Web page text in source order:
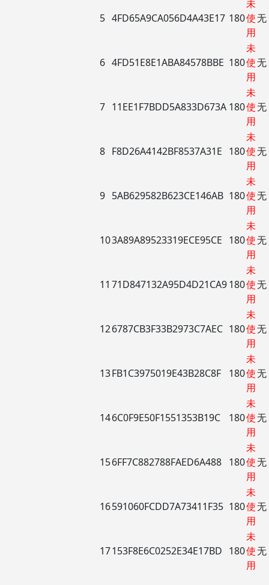
5 4FD65A9CA056D4A43E17 180
未
使
用
无
6 4FD51E8E1ABA84578BBE 180
未
使
用
无
7 11EE1F7BDD5A833D673A 180
未
使
用
无
8 F8D26A4142BF8537A31E 180
未
使
用
无
9 5AB629582B623CE146AB 180
未
使
用
无
103A89A89523319ECE95CE 180
未
使
用
无
11 71D847132A95D4D21CA9180
未
使
用
无
126787CB3F33B2973C7AEC 180
未
使
用
无
13FB1C3975019E43B28C8F 180
未
使
用
无
146C0F9E50F1551353B19C 180
未
使
用
无
156FF7C882788FAED6A488 180
未
使
用
无
16591060FCDD7A73411F35 180
未
使
用
无
17153F8E6C0252E34E17BD 180
未
使
用
无